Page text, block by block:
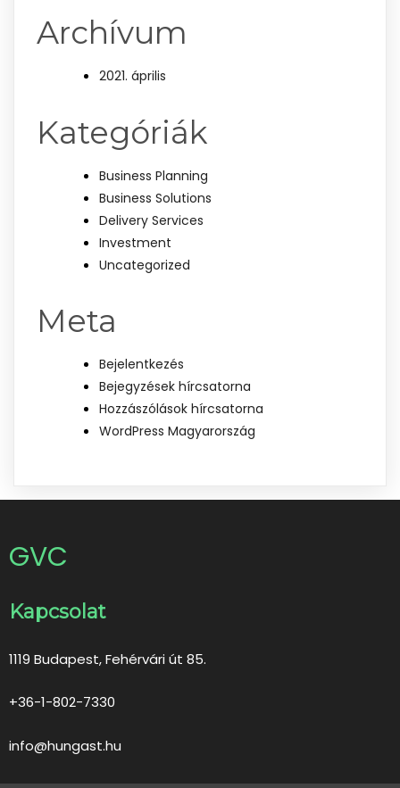
Archívum
2021. április
Kategóriák
Business Planning
Business Solutions
Delivery Services
Investment
Uncategorized
Meta
Bejelentkezés
Bejegyzések hírcsatorna
Hozzászólások hírcsatorna
WordPress Magyarország
GVC
Kapcsolat
1119 Budapest, Fehérvári út 85.
+36-1-802-7330
info@hungast.hu